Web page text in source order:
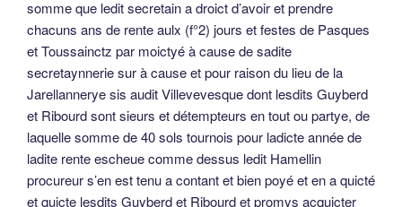
somme que ledit secretain a droict d’avoir et prendre
chacuns ans de rente aulx (f°2) jours et festes de Pasques
et Toussainctz par moictyé à cause de sadite
secretaynnerie sur à cause et pour raison du lieu de la
Jarellannerye sis audit Villevevesque dont lesdits Guyberd
et Ribourd sont sieurs et détempteurs en tout ou partye, de
laquelle somme de 40 sols tournois pour ladicte année de
ladite rente escheue comme dessus ledit Hamellin
procureur s’en est tenu a contant et bien poyé et en a quicté
et quicte lesdits Guyberd et Ribourd et promys acquicter